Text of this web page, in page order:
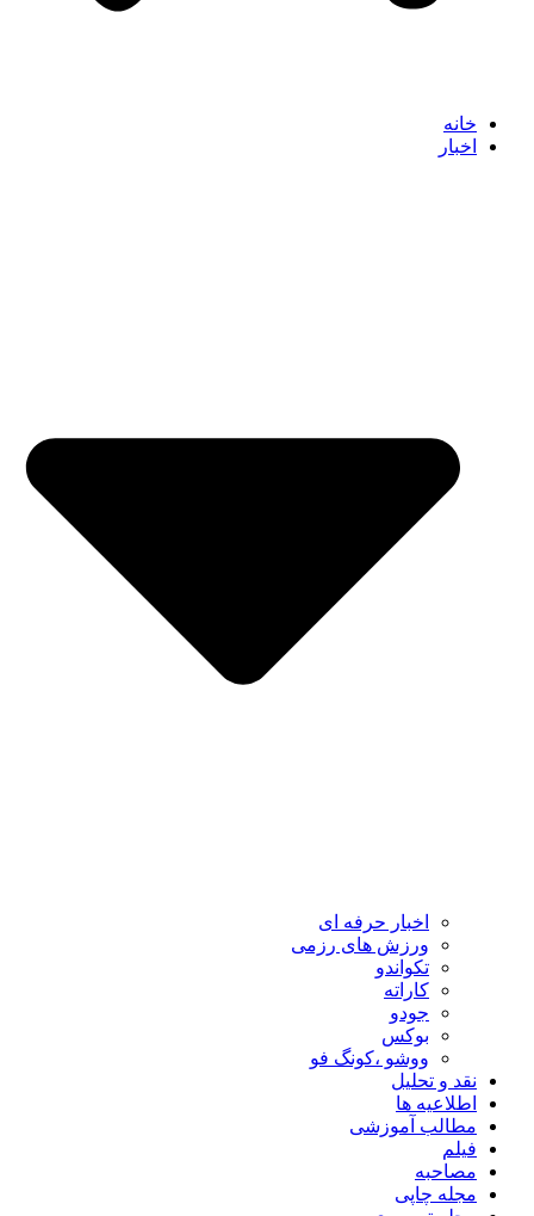
خانه
اخبار
اخبار حرفه ای
ورزش های رزمی
تکواندو
کاراته
جودو
بوکس
ووشو ،کونگ فو
نقد و تحلیل
اطلاعیه ها
مطالب آموزشی
فیلم
مصاحبه
مجله چاپی